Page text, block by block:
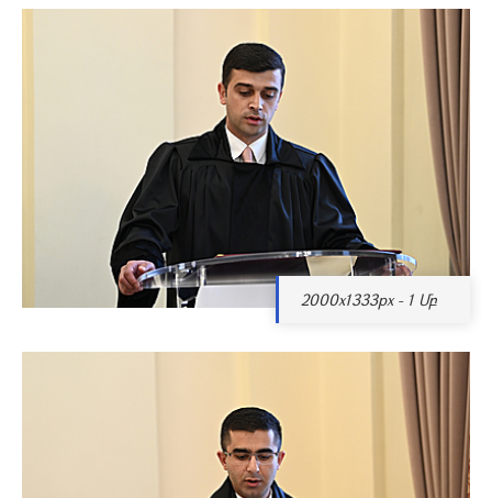
2000x1333px - 1 Մբ